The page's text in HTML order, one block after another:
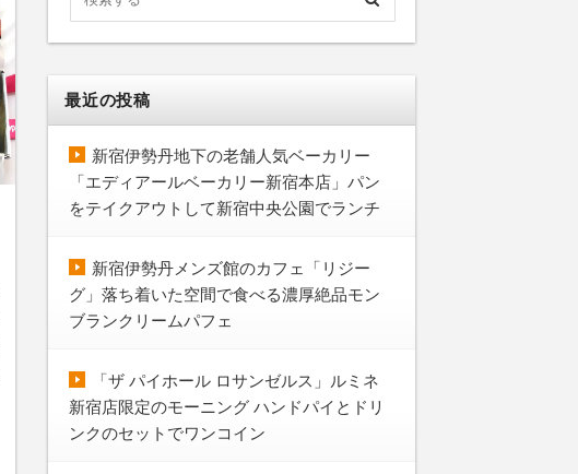
最近の投稿
新宿伊勢丹地下の老舗人気ベーカリー
「エディアールベーカリー新宿本店」パン
をテイクアウトして新宿中央公園でランチ
新宿伊勢丹メンズ館のカフェ「リジー
グ」落ち着いた空間で食べる濃厚絶品モン
ブランクリームパフェ
「ザ パイホール ロサンゼルス」ルミネ
新宿店限定のモーニング ハンドパイとドリ
ンクのセットでワンコイン